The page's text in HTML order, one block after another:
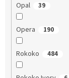
Opal 39
Opera 190
Rokoko 484